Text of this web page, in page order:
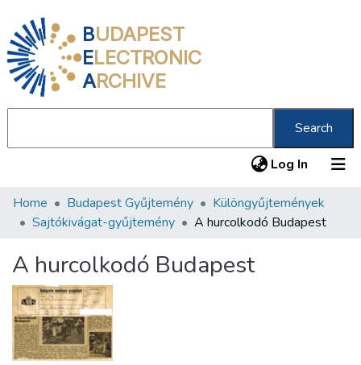
BUDAPEST
ELECTRONIC
ARCHIVE
Search
Log In (current)
Communities & Collections
Statistics
About us
Home Budapest Gyűjtemény
Különgyűjtemények
Sajtókivágat-gyűjtemény
A hurcolkodó Budapest
A hurcolkodó Budapest